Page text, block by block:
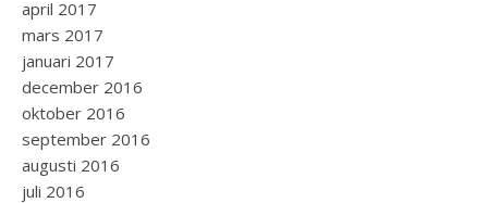
april 2017
mars 2017
januari 2017
december 2016
oktober 2016
september 2016
augusti 2016
juli 2016